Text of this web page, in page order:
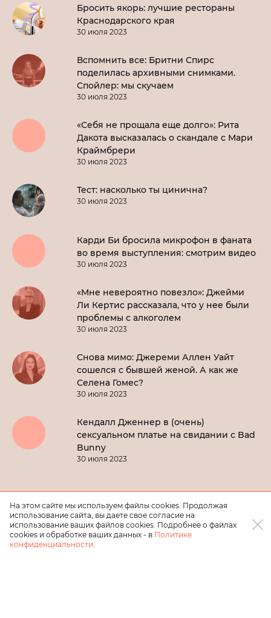
Бросить якорь: лучшие рестораны
Краснодарского края
30 июля 2023
Вспомнить все: Бритни Спирс
поделилась архивными снимками.
Спойлер: мы скучаем
30 июля 2023
«Себя не прощала еще долго»: Рита
Дакота высказалась о скандале с Мари
Краймбрери
30 июля 2023
Тест: насколько ты цинична?
30 июля 2023
Карди Би бросила микрофон в фаната
во время выступления: смотрим видео
30 июля 2023
«Мне невероятно повезло»: Джейми
Ли Кертис рассказала, что у нее были
проблемы с алкоголем
30 июля 2023
Снова мимо: Джереми Аллен Уайт
сошелся с бывшей женой. А как же
Селена Гомес?
30 июля 2023
Кендалл Дженнер в (очень)
сексуальном платье на свидании с Bad
Bunny
30 июля 2023
На этом сайте мы используем файлы cookies. Продолжая
использование сайта, вы даете свое согласие на
использование ваших файлов cookies. Подробнее о файлах
cookies и обработке ваших данных - в Политике
конфиденциальности.